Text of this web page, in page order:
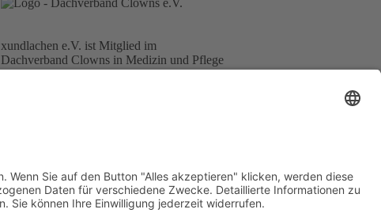
xundlachen e.V. ist Mitglied im
Dachverband Clowns in Medizin und Pflege
Deutschland e. V.